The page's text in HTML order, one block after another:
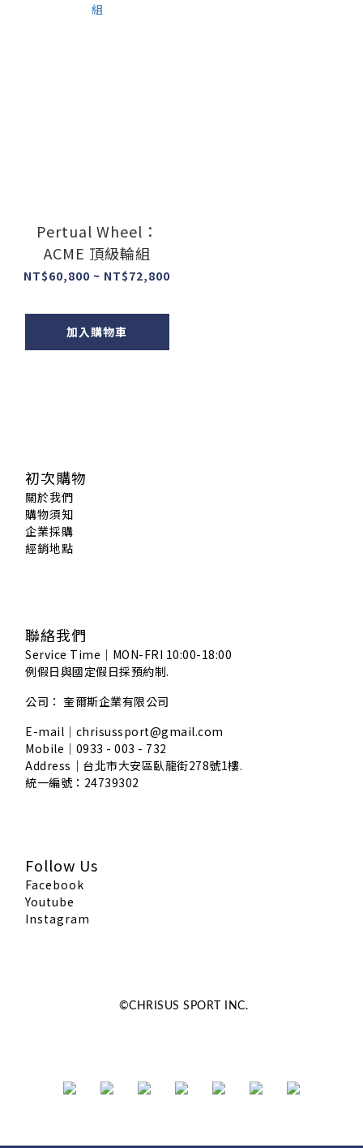
Pertual Wheel：
ACME 頂級輪組
NT$60,800 ~ NT$72,800
加入購物車
初次購物
關於我們
購物須知
企業採購
經銷地點
聯絡我們
Service Time｜MON-FRI 10:00-18:00
例假日與國定假日採預約制.
公司： 奎爾斯企業有限公司
E-mail｜chrisussport@gmail.com
Mobile｜0933 - 003 - 732
Address｜ 台北市大安區臥龍街278號1樓.
統一編號：24739302
Follow Us
Facebook
Youtube
Instagram
©CHRISUS SPORT INC.